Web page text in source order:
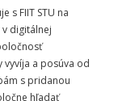
s FIIT STU na
digitálnej
vyvíja a posúva od
s pridanou
hľadať